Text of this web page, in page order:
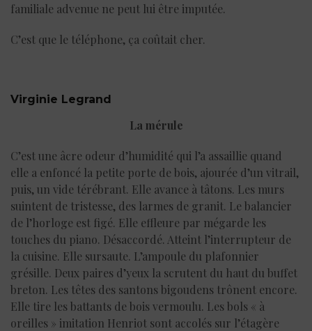
familiale advenue ne peut lui être imputée.
C’est que le téléphone, ça coûtait cher.
Virginie Legrand
La mérule
C’est une âcre odeur d’humidité qui l’a assaillie quand
elle a enfoncé la petite porte de bois, ajourée d’un vitrail,
puis, un vide térébrant. Elle avance à tâtons. Les murs
suintent de tristesse, des larmes de granit. Le balancier
de l’horloge est figé. Elle effleure par mégarde les
touches du piano. Désaccordé. Atteint l’interrupteur de
la cuisine. Elle sursaute. L’ampoule du plafonnier
grésille. Deux paires d’yeux la scrutent du haut du buffet
breton. Les têtes des santons bigoudens trônent encore.
Elle tire les battants de bois vermoulu. Les bols « à
oreilles » imitation Henriot sont accolés sur l’étagère